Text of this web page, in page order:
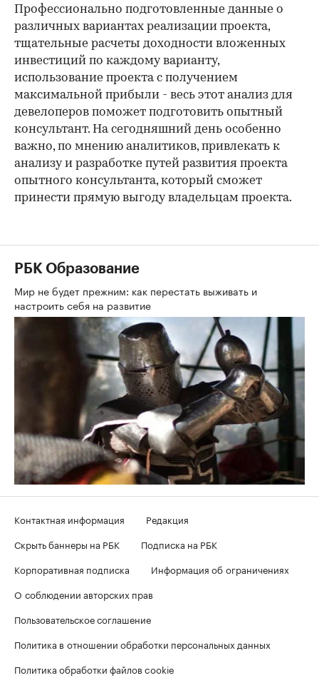
Профессионально подготовленные данные о
различных вариантах реализации проекта,
тщательные расчеты доходности вложенных
инвестиций по каждому варианту,
использование проекта с получением
максимальной прибыли - весь этот анализ для
девелоперов поможет подготовить опытный
консультант. На сегодняшний день особенно
важно, по мнению аналитиков, привлекать к
анализу и разработке путей развития проекта
опытного консультанта, который сможет
принести прямую выгоду владельцам проекта.
РБК Образование
Мир не будет прежним: как перестать выживать и
настроить себя на развитие
Контактная информация
Редакция
Скрыть баннеры на РБК
Подписка на РБК
Корпоративная подписка
Информация об ограничениях
О соблюдении авторских прав
Пользовательское соглашение
Политика в отношении обработки персональных данных
Политика обработки файлов cookie